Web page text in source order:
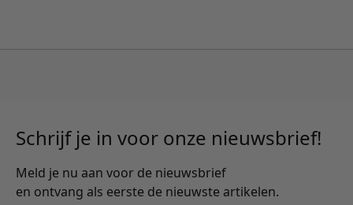
Schrijf je in voor onze nieuwsbrief!
Meld je nu aan voor de nieuwsbrief
en ontvang als eerste de nieuwste artikelen.